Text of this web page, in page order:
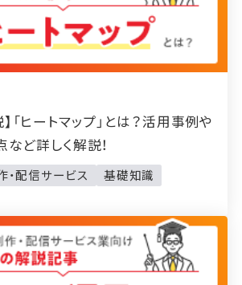
「ヒートマップ」とは？活用事例や
など詳しく解説！
・配信サービス 基礎知識